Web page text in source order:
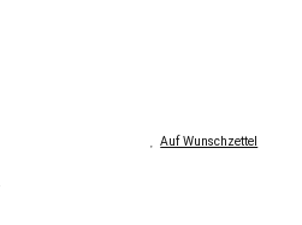
Auf Wunschzettel